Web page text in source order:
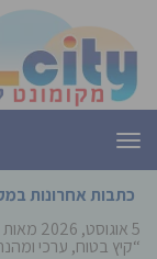
תפריט
כתבות אחרונות
5 אוגוסט, 2026
מאות
“קיץ בטוח, ערכי